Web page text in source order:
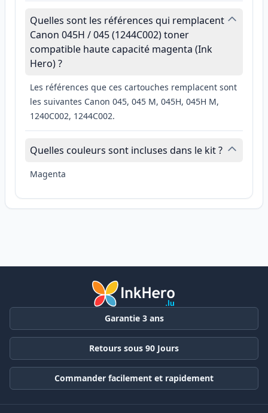
Quelles sont les références qui remplacent
Canon 045H / 045 (1244C002) toner
compatible haute capacité magenta (Ink
Hero) ?
Les références que ces cartouches remplacent sont
les suivantes Canon 045, 045 M, 045H, 045H M,
1240C002, 1244C002.
Quelles couleurs sont incluses dans le kit ?
Magenta
Garantie 3 ans
Retours sous 90 Jours
Commander facilement et rapidement